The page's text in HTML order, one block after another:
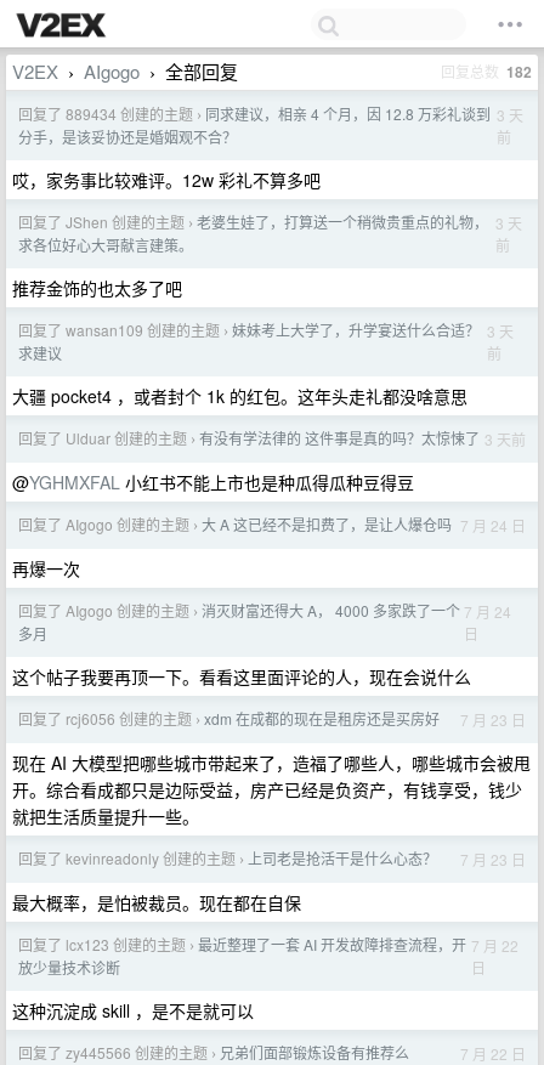
V2EX › AIgogo › 全部回复 回复总数 182
回复了 889434 创建的主题 › 同求建议，相亲 4 个月，因 12.8 万彩礼谈到
分手，是该妥协还是婚姻观不合？
3 天
前
哎，家务事比较难评。12w 彩礼不算多吧
回复了 JShen 创建的主题 › 老婆生娃了，打算送一个稍微贵重点的礼物，
求各位好心大哥献言建策。
3 天
前
推荐金饰的也太多了吧
回复了 wansan109 创建的主题 › 妹妹考上大学了，升学宴送什么合适？
求建议
3 天
前
大疆 pocket4 ，或者封个 1k 的红包。这年头走礼都没啥意思
回复了 Ulduar 创建的主题 › 有没有学法律的 这件事是真的吗？太惊悚了 3 天前
@YGHMXFAL 小红书不能上市也是种瓜得瓜种豆得豆
回复了 AIgogo 创建的主题 › 大 A 这已经不是扣费了，是让人爆仓吗 7 月 24 日
再爆一次
回复了 AIgogo 创建的主题 › 消灭财富还得大 A， 4000 多家跌了一个
多月
7 月 24
日
这个帖子我要再顶一下。看看这里面评论的人，现在会说什么
回复了 rcj6056 创建的主题 › xdm 在成都的现在是租房还是买房好 7 月 23 日
现在 AI 大模型把哪些城市带起来了，造福了哪些人，哪些城市会被甩
开。综合看成都只是边际受益，房产已经是负资产，有钱享受，钱少
就把生活质量提升一些。
回复了 kevinreadonly 创建的主题 › 上司老是抢活干是什么心态？ 7 月 23 日
最大概率，是怕被裁员。现在都在自保
回复了 lcx123 创建的主题 › 最近整理了一套 AI 开发故障排查流程，开
放少量技术诊断
7 月 22
日
这种沉淀成 skill ，是不是就可以
回复了 zy445566 创建的主题 › 兄弟们面部锻炼设备有推荐么 7 月 22 日